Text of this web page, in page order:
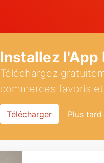
Installez l'App
Téléchargez
commerces favoris
Télécharger Plus tard